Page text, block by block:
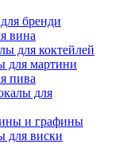
бренди
вина
для коктейлей
для мартини
пива
для
и графины
для виски